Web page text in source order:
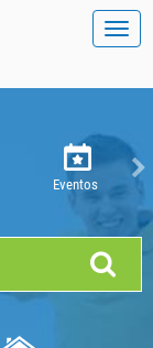
Eventos